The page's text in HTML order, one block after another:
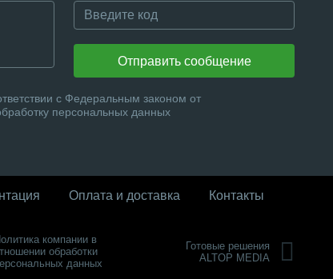
Отправить сообщение
с Федеральным законом от
персональных данных
Оплата и доставка Контакты
компании в
обработки
данных
Готовые решения
ALTOP MEDIA